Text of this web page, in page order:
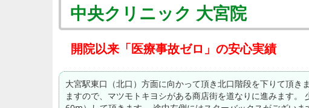
中央クリニック 大宮院
開院以来「医療事故ゼロ」の安心実績
大宮駅東口（北口）方面に向かって頂き北口階段を下りて頂
ますので、マツモトキヨシがある商店街を道なりに進みます